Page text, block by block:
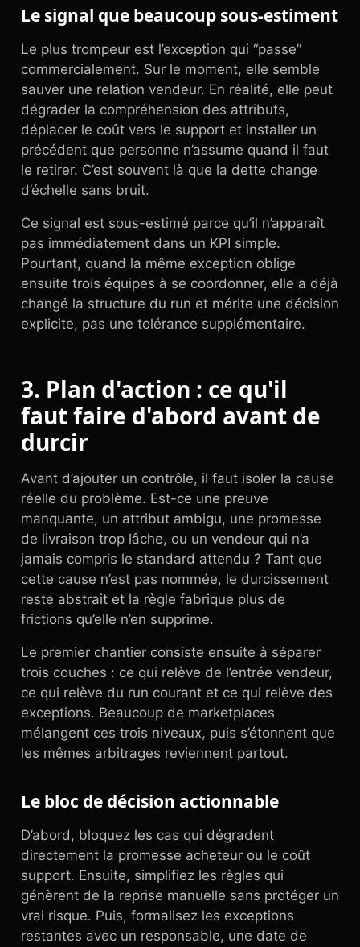
Le signal que beaucoup sous-estiment
Le plus trompeur est l’exception qui “passe”
commercialement. Sur le moment, elle semble
sauver une relation vendeur. En réalité, elle peut
dégrader la compréhension des attributs,
déplacer le coût vers le support et installer un
précédent que personne n’assume quand il faut
le retirer. C’est souvent là que la dette change
d’échelle sans bruit.
Ce signal est sous-estimé parce qu’il n’apparaît
pas immédiatement dans un KPI simple.
Pourtant, quand la même exception oblige
ensuite trois équipes à se coordonner, elle a déjà
changé la structure du run et mérite une décision
explicite, pas une tolérance supplémentaire.
3. Plan d'action : ce qu'il
faut faire d'abord avant de
durcir
Avant d’ajouter un contrôle, il faut isoler la cause
réelle du problème. Est-ce une preuve
manquante, un attribut ambigu, une promesse
de livraison trop lâche, ou un vendeur qui n’a
jamais compris le standard attendu ? Tant que
cette cause n’est pas nommée, le durcissement
reste abstrait et la règle fabrique plus de
frictions qu’elle n’en supprime.
Le premier chantier consiste ensuite à séparer
trois couches : ce qui relève de l’entrée vendeur,
ce qui relève du run courant et ce qui relève des
exceptions. Beaucoup de marketplaces
mélangent ces trois niveaux, puis s’étonnent que
les mêmes arbitrages reviennent partout.
Le bloc de décision actionnable
D’abord, bloquez les cas qui dégradent
directement la promesse acheteur ou le coût
support. Ensuite, simplifiez les règles qui
génèrent de la reprise manuelle sans protéger un
vrai risque. Puis, formalisez les exceptions
restantes avec un responsable, une date de